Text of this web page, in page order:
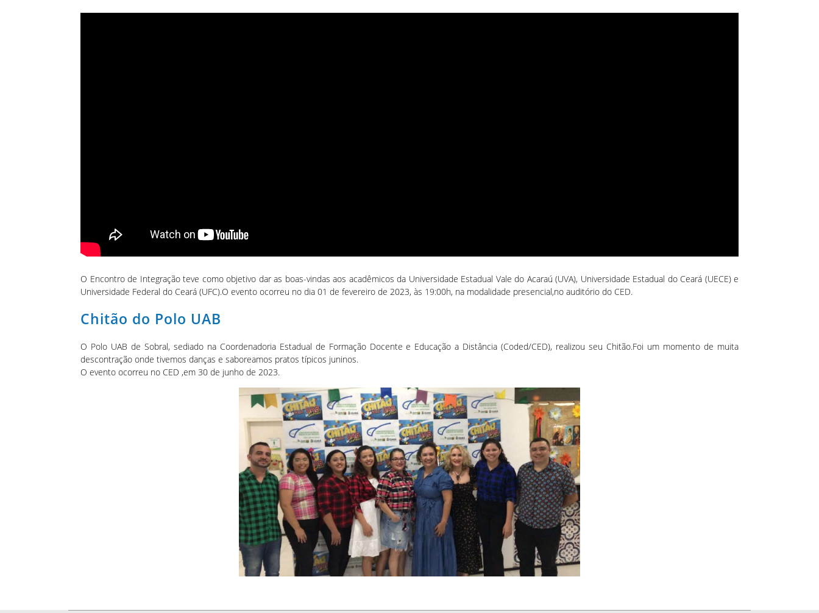
O Encontro de Integração teve como objetivo dar as boas-vindas aos acadêmicos da Universidade Estadual Vale do Acaraú (UVA), Universidade Estadual do Ceará (UECE) e
Universidade Federal do Ceará (UFC).O evento ocorreu no dia 01 de fevereiro de 2023, às 19:00h, na modalidade presencial,no auditório do CED.
Chitão do Polo UAB
O Polo UAB de Sobral, sediado na Coordenadoria Estadual de Formação Docente e Educação a Distância (Coded/CED), realizou seu Chitão.Foi um momento de muita
descontração onde tivemos danças e saboreamos pratos típicos juninos.
O evento ocorreu no CED ,em 30 de junho de 2023.